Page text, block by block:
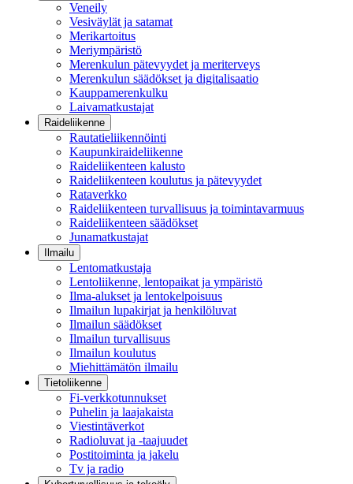
Veneily
Vesiväylät ja satamat
Merikartoitus
Meriympäristö
Merenkulun pätevyydet ja meriterveys
Merenkulun säädökset ja digitalisaatio
Kauppamerenkulku
Laivamatkustajat
Raideliikenne
Rautatieliikennöinti
Kaupunkiraideliikenne
Raideliikenteen kalusto
Raideliikenteen koulutus ja pätevyydet
Rataverkko
Raideliikenteen turvallisuus ja toimintavarmuus
Raideliikenteen säädökset
Junamatkustajat
Ilmailu
Lentomatkustaja
Lentoliikenne, lentopaikat ja ympäristö
Ilma-alukset ja lentokelpoisuus
Ilmailun lupakirjat ja henkilöluvat
Ilmailun säädökset
Ilmailun turvallisuus
Ilmailun koulutus
Miehittämätön ilmailu
Tietoliikenne
Fi-verkkotunnukset
Puhelin ja laajakaista
Viestintäverkot
Radioluvat ja -taajuudet
Postitoiminta ja jakelu
Tv ja radio